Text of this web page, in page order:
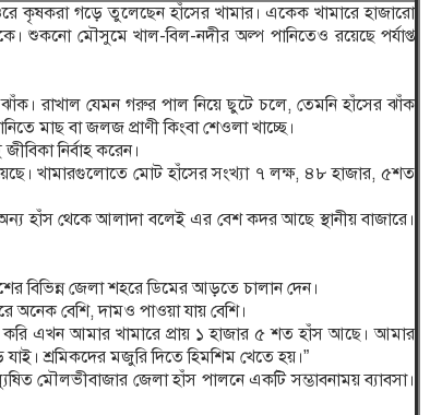
কৃষকরা গড়ে তুলেছেন হাঁসের খামার। একেক খামারে হাজারো
শুকনো মৌসুমে খাল-বিল-নদীর অল্প পানিতেও রয়েছে পর্যাপ্ত
রাখাল যেমন গরুর পাল নিয়ে ছুটে চলে, তেমনি হাঁসের ঝাঁক
মাছ বা জলজ প্রাণী কিংবা শেওলা খাচ্ছে।
নির্বাহ করেন।
খামারগুলোতে মোট হাঁসের সংখ্যা ৭ লক্ষ, ৪৮ হাজার, ৫শত
হাঁস থেকে আলাদা বলেই এর বেশ কদর আছে স্থানীয় বাজারে।
বিভিন্ন জেলা শহরে ডিমের আড়তে চালান দেন।
অনেক বেশি, দামও পাওয়া যায় বেশি।
করি এখন আমার খামারে প্রায় ১ হাজার ৫ শত হাঁস আছে। আমার
শ্রমিকদের মজুরি দিতে হিমশিম খেতে হয়।”
মৌলভীবাজার জেলা হাঁস পালনে একটি সম্ভাবনাময় ব্যাবসা।